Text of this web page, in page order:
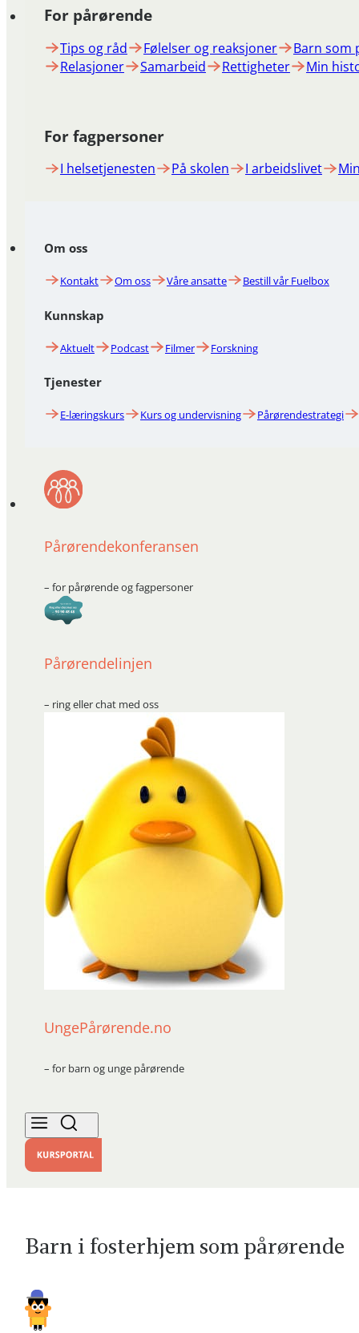
For pårørende
Tips og råd Følelser og reaksjoner
Barn som
Relasjoner
Samarbeid Rettigheter Min
For fagpersoner
I helsetjenesten På skolen I arbeidslivet
Om oss
Kontakt Om oss Våre ansatte Bestill vår Fuelbox
Kunnskap
Aktuelt Podcast Filmer Forskning
Tjenester
E-læringskurs Kurs og undervisning Pårørendestrategi
Pårørendekonferansen
– for pårørende og fagpersoner
Pårørendelinjen
– ring eller chat med oss
UngePårørende.no
– for barn og unge pårørende
Barn i fosterhjem som pårørende